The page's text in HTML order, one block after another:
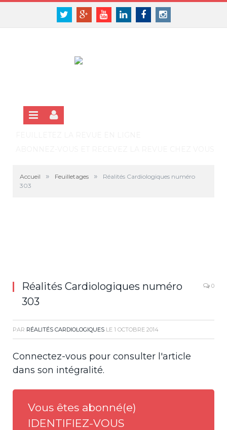
Panneau de gestion des cookies
TwitterGoogle+YoutubeLinkedinFacebookInstagram
SE CONNECTER
Accueil » Feuilletages »
Réalités Cardiologiques numéro
303
Réalités Cardiologiques numéro
303
0
PAR RÉALITÉS CARDIOLOGIQUES LE 1 OCTOBRE 2014
Connectez-vous pour consulter l'article
dans son intégralité.
Vous êtes abonné(e)
IDENTIFIEZ-VOUS